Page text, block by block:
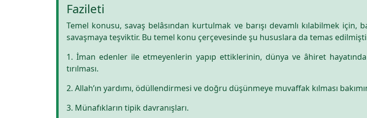
Fazileti
Temel konusu, savaş belâsından kurtulmak ve barışı devamlı kılabilmek
savaşmaya teşviktir. Bu temel konu çerçevesinde şu hususlara da temas
1. İman edenler ile etmeyenlerin yapıp ettiklerinin, dünya ve âhiret
tırılması.
2. Allah’ın yardımı, ödüllendirmesi ve doğru düşünmeye muvaffak kılması
3. Münafıkların tipik davranışları.